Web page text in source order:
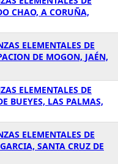
CHAO, A CORUÑA,
ELEMENTALES DE
DE MOGON, JAÉN,
ELEMENTALES DE
BUEYES, LAS PALMAS,
ELEMENTALES DE
SANTA CRUZ DE